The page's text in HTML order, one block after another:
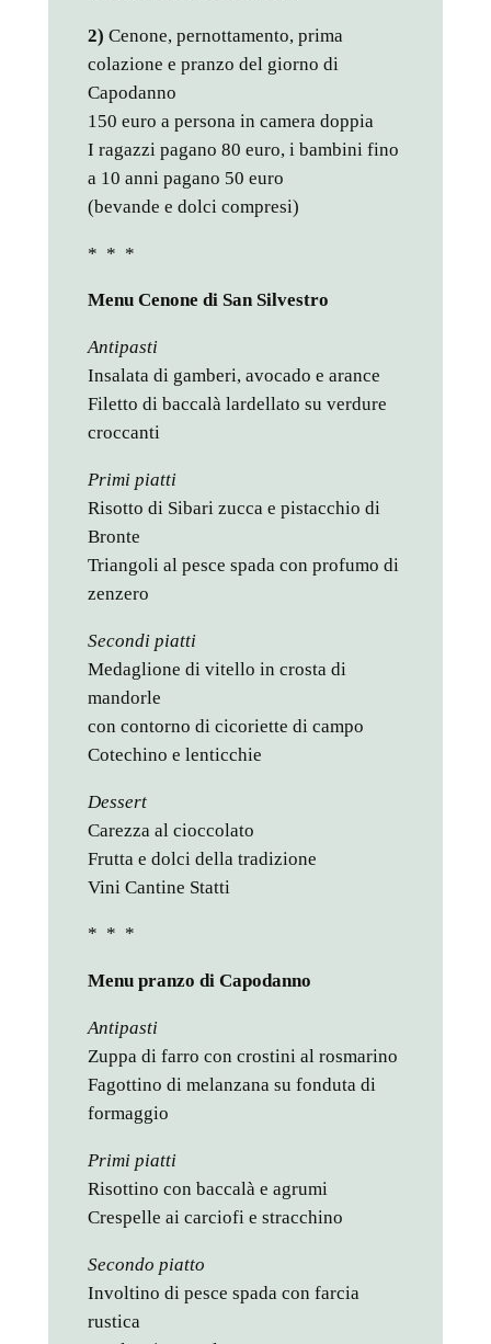
2) Cenone, pernottamento, prima
colazione e pranzo del giorno di
Capodanno
150 euro a persona in camera doppia
I ragazzi pagano 80 euro, i bambini fino
a 10 anni pagano 50 euro
(bevande e dolci compresi)
* * *
Menu Cenone di San Silvestro
Antipasti
Insalata di gamberi, avocado e arance
Filetto di baccalà lardellato su verdure
croccanti
Primi piatti
Risotto di Sibari zucca e pistacchio di
Bronte
Triangoli al pesce spada con profumo di
zenzero
Secondi piatti
Medaglione di vitello in crosta di
mandorle
con contorno di cicoriette di campo
Cotechino e lenticchie
Dessert
Carezza al cioccolato
Frutta e dolci della tradizione
Vini Cantine Statti
* * *
Menu pranzo di Capodanno
Antipasti
Zuppa di farro con crostini al rosmarino
Fagottino di melanzana su fonduta di
formaggio
Primi piatti
Risottino con baccalà e agrumi
Crespelle ai carciofi e stracchino
Secondo piatto
Involtino di pesce spada con farcia
rustica